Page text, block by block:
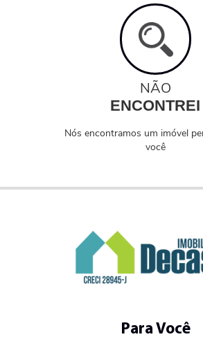
NÃO
ENCONTREI
Nós encontramos um imóvel
você
Para Você